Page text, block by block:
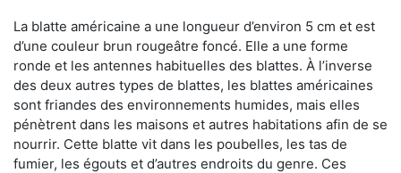
La blatte américaine a une longueur d’environ 5 cm et est
d’une couleur brun rougeâtre foncé. Elle a une forme
ronde et les antennes habituelles des blattes. À l’inverse
des deux autres types de blattes, les blattes américaines
sont friandes des environnements humides, mais elles
pénètrent dans les maisons et autres habitations afin de se
nourrir. Cette blatte vit dans les poubelles, les tas de
fumier, les égouts et d’autres endroits du genre. Ces